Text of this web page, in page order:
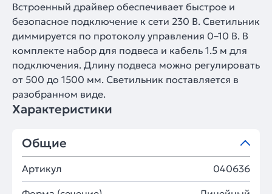
Встроенный драйвер обеспечивает быстрое и
безопасное подключение к сети 230 В. Светильник
диммируется по протоколу управления 0–10 В. В
комплекте набор для подвеса и кабель 1.5 м для
подключения. Длину подвеса можно регулировать
от 500 до 1500 мм. Светильник поставляется в
разобранном виде.
Характеристики
Общие
Артикул 040636